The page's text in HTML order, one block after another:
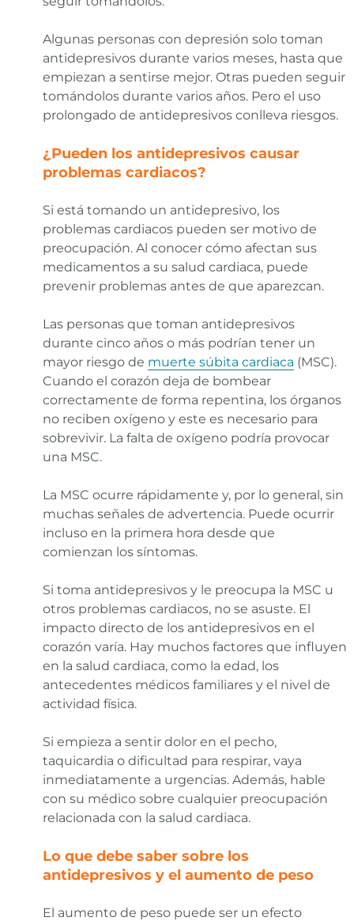
Algunas personas con depresión solo toman
antidepresivos durante varios meses, hasta que
empiezan a sentirse mejor. Otras pueden seguir
tomándolos durante varios años. Pero el uso
prolongado de antidepresivos conlleva riesgos.
¿Pueden los antidepresivos causar
problemas cardiacos?
Si está tomando un antidepresivo, los
problemas cardiacos pueden ser motivo de
preocupación. Al conocer cómo afectan sus
medicamentos a su salud cardiaca, puede
prevenir problemas antes de que aparezcan.
Las personas que toman antidepresivos
durante cinco años o más podrían tener un
mayor riesgo de muerte súbita cardiaca (MSC).
Cuando el corazón deja de bombear
correctamente de forma repentina, los órganos
no reciben oxígeno y este es necesario para
sobrevivir. La falta de oxígeno podría provocar
una MSC.
La MSC ocurre rápidamente y, por lo general, sin
muchas señales de advertencia. Puede ocurrir
incluso en la primera hora desde que
comienzan los síntomas.
Si toma antidepresivos y le preocupa la MSC u
otros problemas cardiacos, no se asuste. El
impacto directo de los antidepresivos en el
corazón varía. Hay muchos factores que influyen
en la salud cardiaca, como la edad, los
antecedentes médicos familiares y el nivel de
actividad física.
Si empieza a sentir dolor en el pecho,
taquicardia o dificultad para respirar, vaya
inmediatamente a urgencias. Además, hable
con su médico sobre cualquier preocupación
relacionada con la salud cardiaca.
Lo que debe saber sobre los
antidepresivos y el aumento de peso
El aumento de peso puede ser un efecto